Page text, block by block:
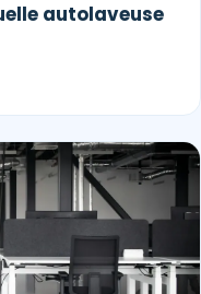
autolaveuse